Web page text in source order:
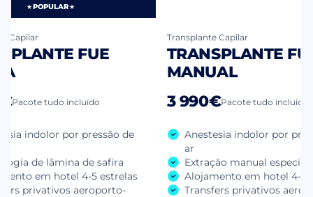
POPULAR
Capilar
FUE
Pacote tudo incluído
indolor por pressão de
de lâmina de safira
em hotel 4-5 estrelas
privativos aeroporto-
Transplante Capilar
TRANSPLANTE
MANUAL
3 990€Pacote tudo incluído
Anestesia indolor por
ar
Extração manual
Alojamento em hotel 4-5
Transfers privativos